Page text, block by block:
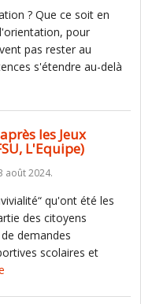
? Que ce soit en
pour
pas rester au
s'étendre au-delà
les Jeux
L'Equipe)
août 2024.
qu'ont été les
des citoyens
demandes
scolaires et